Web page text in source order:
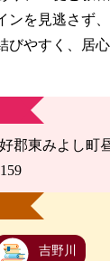
ンを見逃さず
びやすく、居
郡東みよし町
吉野川